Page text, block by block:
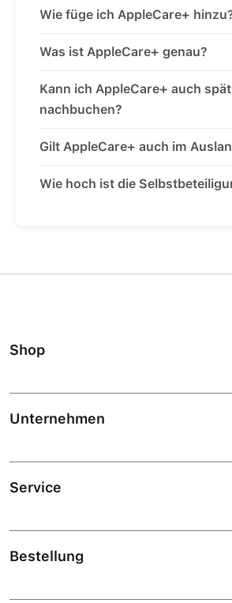
Wie füge ich AppleCare+
Was ist AppleCare+ genau?
Kann ich AppleCare+ auch
nachbuchen?
Gilt AppleCare+ auch im
Wie hoch ist die
Shop
Unternehmen
Service
Bestellung